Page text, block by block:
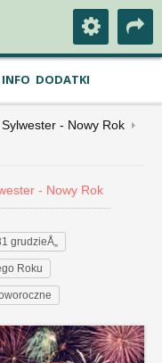
INFO DODATKI
Sylwester - Nowy Rok
- Nowy Rok
grudzieÅ„
Roku